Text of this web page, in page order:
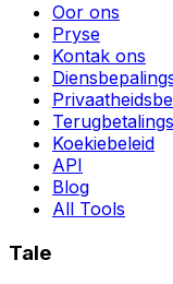
Oor ons
Pryse
Kontak ons
Koekiebeleid
API
Blog
All Tools
Tale